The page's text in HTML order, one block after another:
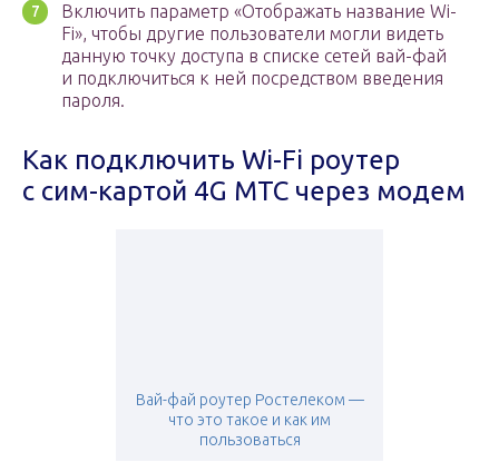
Включить параметр «Отображать название Wi-
Fi», чтобы другие пользователи могли видеть
данную точку доступа в списке сетей вай-фай
и подключиться к ней посредством введения
пароля.
Как подключить Wi-Fi роутер
с сим-картой 4G МТС через модем
Вай-фай роутер Ростелеком —
что это такое и как им
пользоваться